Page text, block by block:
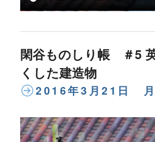
閑谷ものしり帳 ＃5
くした建造物
2016年3月21日 月